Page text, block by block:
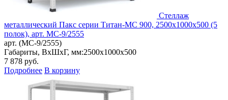
Стеллаж
металлический Пакс серии Титан-МС 900, 2500x1000x500 (5
полок), арт. МС-9/2555
арт. (МС-9/2555)
Габариты, ВxШxГ, мм:2500x1000x500
7 878 руб.
Подробнее В корзину